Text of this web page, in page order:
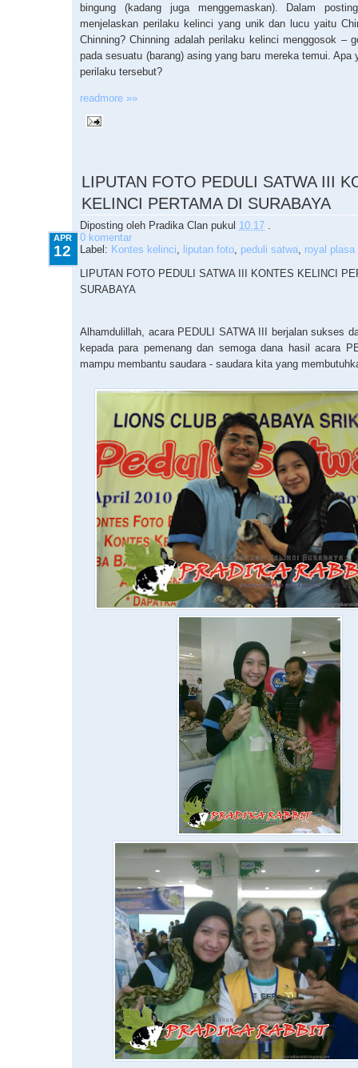
bingung (kadang juga menggemaskan). Dalam
menjelaskan perilaku kelinci yang unik dan lucu yaitu
Chinning? Chinning adalah perilaku kelinci menggosok –
pada sesuatu (barang) asing yang baru mereka temui. Apa
perilaku tersebut?
readmore »»
LIPUTAN FOTO PEDULI SATWA III
KELINCI PERTAMA DI SURABAYA
Diposting oleh Pradika Clan pukul 10.17
APR
12
0 komentar
Label: Kontes kelinci liputan foto peduli satwa royal plasa
LIPUTAN FOTO PEDULI SATWA III KONTES KELINCI
SURABAYA
Alhamdulillah, acara PEDULI SATWA III berjalan sukses
kepada para pemenang dan semoga dana hasil acara
mampu membantu saudara - saudara kita yang